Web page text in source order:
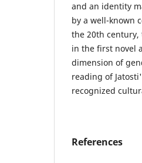
and an identity
by a well-known
the 20th century,
in the first novel
dimension of
reading of
recognized
References